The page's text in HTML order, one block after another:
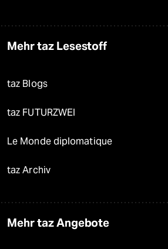
Mehr taz Lesestoff
taz Blogs
taz FUTURZWEI
Le Monde diplomatique
taz Archiv
Mehr taz Angebote